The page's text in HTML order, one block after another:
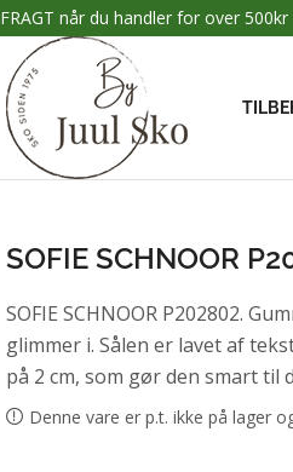
når du handler for over 500kr
SOFIE SCHNOOR
SOFIE SCHNOOR P202802.
glimmer i. Sålen er lavet af
på 2 cm, som gør den smart til
Denne vare er p.t. ikke på lager